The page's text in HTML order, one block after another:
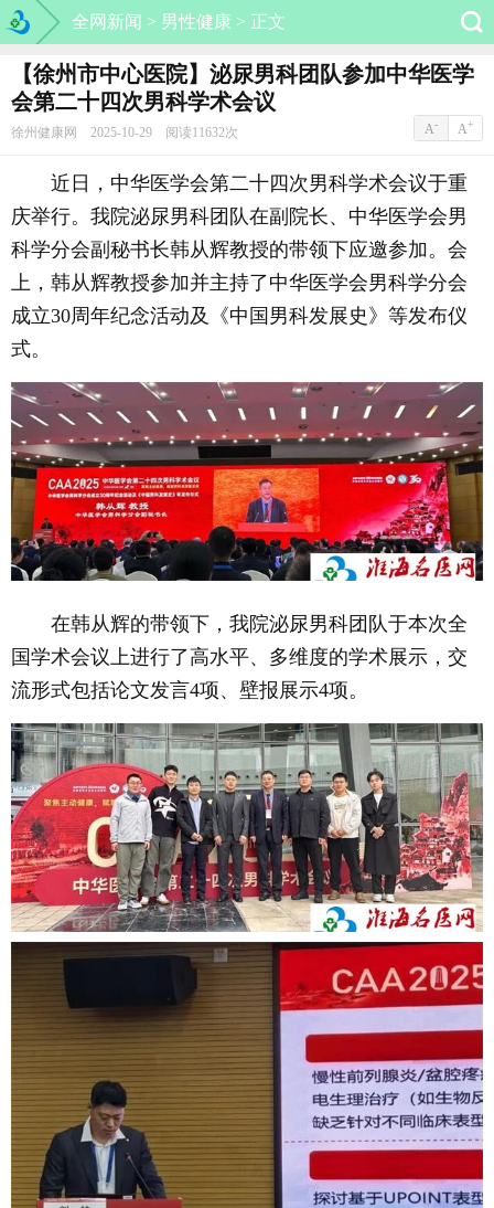
全网新闻 > 男性健康 > 正文
【徐州市中心医院】泌尿男科团队参加中华医学
会第二十四次男科学术会议
徐州健康网 2025-10-29 阅读11632次 A- A+
近日，中华医学会第二十四次男科学术会议于重
庆举行。我院泌尿男科团队在副院长、中华医学会男
科学分会副秘书长韩从辉教授的带领下应邀参加。会
上，韩从辉教授参加并主持了中华医学会男科学分会
成立30周年纪念活动及《中国男科发展史》等发布仪
式。
在韩从辉的带领下，我院泌尿男科团队于本次全
国学术会议上进行了高水平、多维度的学术展示，交
流形式包括论文发言4项、壁报展示4项。